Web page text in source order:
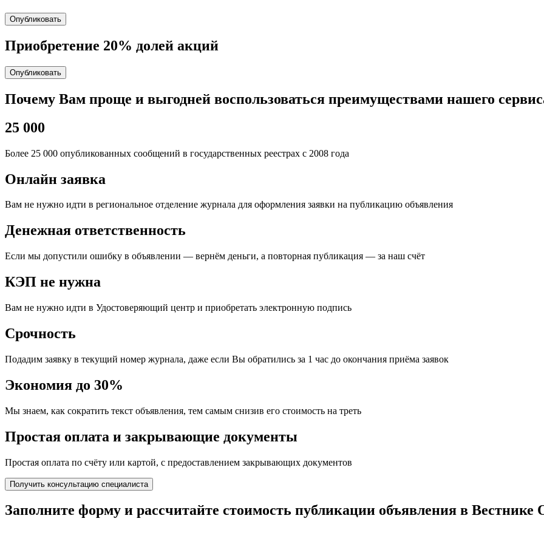
Опубликовать
Приобретение 20% долей акций
Опубликовать
Почему Вам проще и выгодней воспользоваться преимуществами нашего
25 000
Более 25 000 опубликованных сообщений в государственных реестрах с 2008 года
Онлайн заявка
Вам не нужно идти в региональное отделение журнала для оформления заявки на публикацию объявления
Денежная ответственность
Если мы допустили ошибку в объявлении — вернём деньги, а повторная публикация — за наш счёт
КЭП не нужна
Вам не нужно идти в Удостоверяющий центр и приобретать электронную подпись
Срочность
Подадим заявку в текущий номер журнала, даже если Вы обратились за 1 час до окончания приёма заявок
Экономия до 30%
Мы знаем, как сократить текст объявления, тем самым снизив его стоимость на треть
Простая оплата и закрывающие документы
Простая оплата по счёту или картой, с предоставлением закрывающих документов
Получить консультацию специалиста
Заполните форму и рассчитайте стоимость публикации объявления в Вестнике